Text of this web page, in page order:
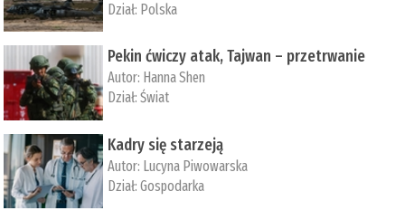
Dział: Polska
Pekin ćwiczy atak, Tajwan – przetrwanie
Autor: ­Hanna Shen
Dział:Świat
Kadry się starzeją
Autor: Lucyna Piwowarska
Dział:Gospodarka